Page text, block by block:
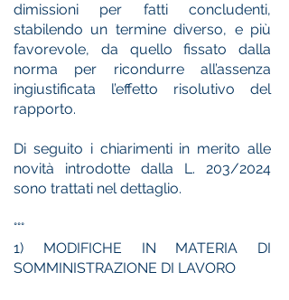
dimissioni per fatti concludenti,
stabilendo un termine diverso, e più
favorevole, da quello fissato dalla
norma per ricondurre all’assenza
ingiustificata l’effetto risolutivo del
rapporto.
Di seguito i chiarimenti in merito alle
novità introdotte dalla L. 203/2024
sono trattati nel dettaglio.
°°°
1) MODIFICHE IN MATERIA DI
SOMMINISTRAZIONE DI LAVORO